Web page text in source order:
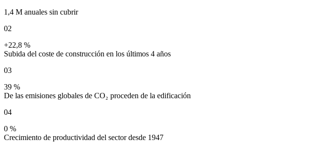
1,4 M anuales sin cubrir
02
+22,8 %
Subida del coste de construcción en los últimos 4 años
03
39 %
De las emisiones globales de CO₂ proceden de la edificación
04
0 %
Crecimiento de productividad del sector desde 1947